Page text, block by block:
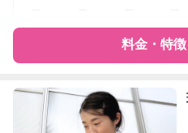
病児対応 病児、
障がい児対応 認定あ
レッスン
絵・工
料金・特
特徴 料金 レビュー